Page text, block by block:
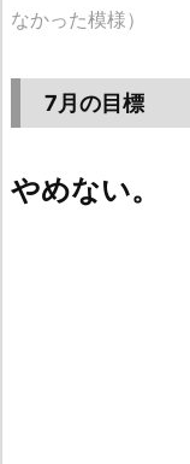
なかった模様）
7月の目標
やめない。